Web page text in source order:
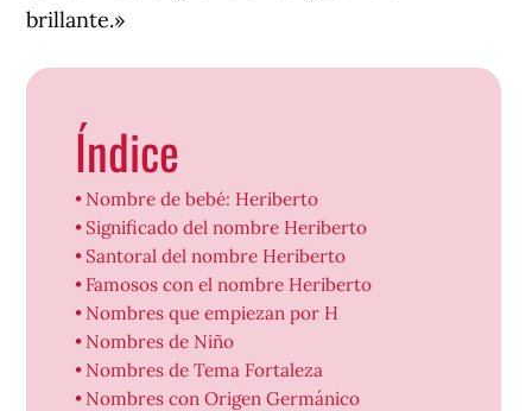
brillante.»
Índice
Nombre de bebé: Heriberto
Significado del nombre Heriberto
Santoral del nombre Heriberto
Famosos con el nombre Heriberto
Nombres que empiezan por H
Nombres de Niño
Nombres de Tema Fortaleza
Nombres con Origen Germánico